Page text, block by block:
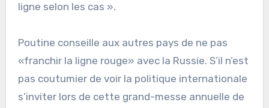
ligne selon les cas ».
Poutine conseille aux autres pays de ne pas
«franchir la ligne rouge» avec la Russie. S’il n’est
pas coutumier de voir la politique internationale
s’inviter lors de cette grand-messe annuelle de